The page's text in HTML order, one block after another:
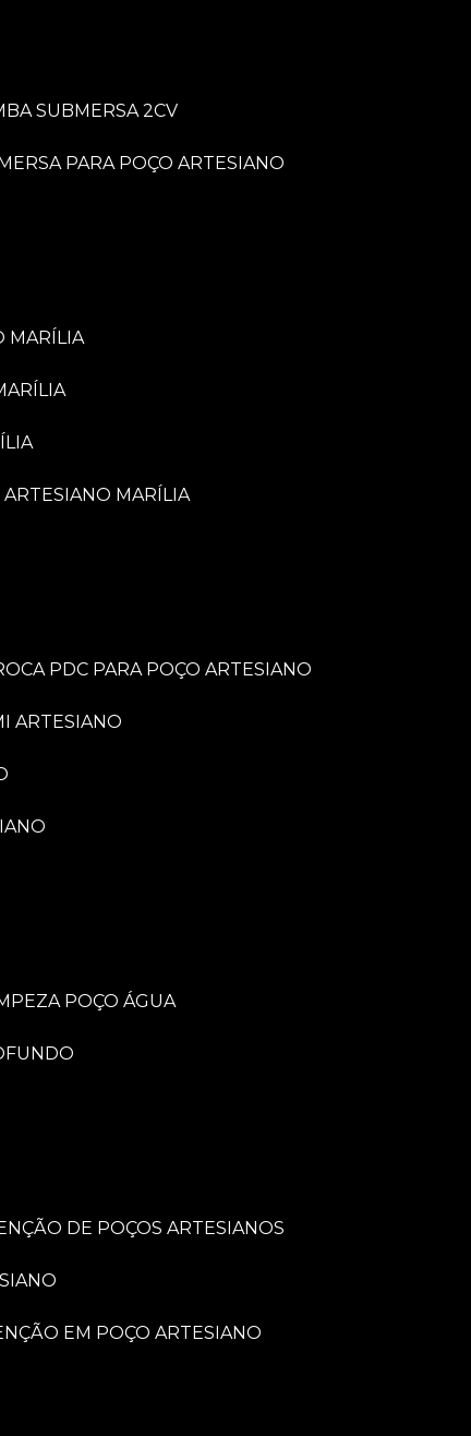
SUBMERSA 2CV
PARA POÇO ARTESIANO
MARÍLIA
ARTESIANO MARÍLIA
PDC PARA POÇO ARTESIANO
ARTESIANO
POÇO ÁGUA
DE POÇOS ARTESIANOS
EM POÇO ARTESIANO